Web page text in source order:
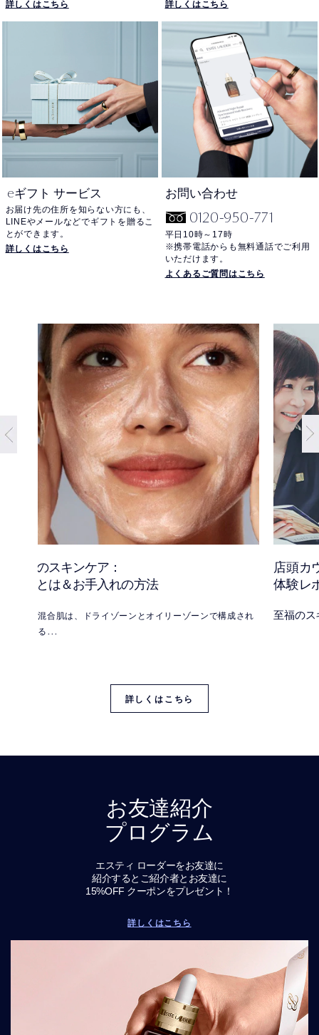
詳しくはこちら 詳しくはこちら
eギフト サービス
お届け先の住所を知らない方にも、
LINEやメールなどでギフトを贈るこ
とができます。
詳しくはこちら
お問い合わせ
0120-950-771
平日10時～17時
※携帯電話からも無料通話でご利用
いただけます。
よくあるご質問はこちら
混合肌のスキンケア：
混合肌とは＆お手入れの方法
混合肌は、ドライゾーンとオイリーゾーンで構成され
る
店頭カ
体験レ
至福のス
詳しくはこちら
お友達紹介
プログラム
エスティ ローダーをお友達に
紹介するとご紹介者とお友達に
15%OFF クーポンをプレゼント！
詳しくはこちら